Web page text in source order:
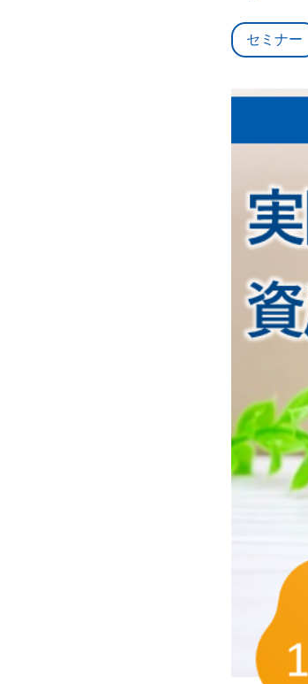
セミナー